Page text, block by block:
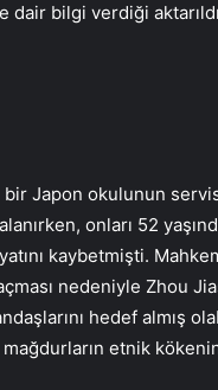
dair bilgi verdiği
Japon okulunun
onları 52
kaybetmişti.
nedeniyle Zhou
hedef almış
etnik